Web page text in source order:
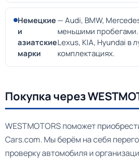
Немецкие
и
азиатские
марки
— Audi, BMW,
меньшими
Lexus, KIA, Hyundai в
комплектациях.
Покупка через
WESTMOTORS поможет
Cars.com. Мы берём на себя
проверку автомобиля и